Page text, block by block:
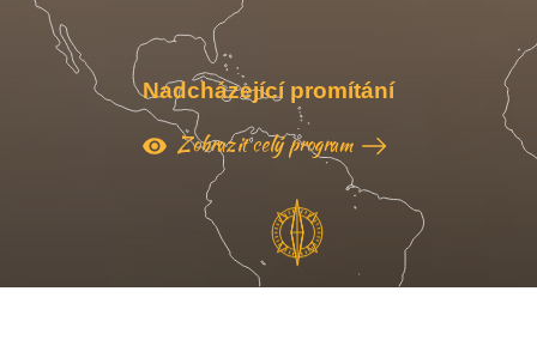
Nadcházející promítání
Zobrazit celý program